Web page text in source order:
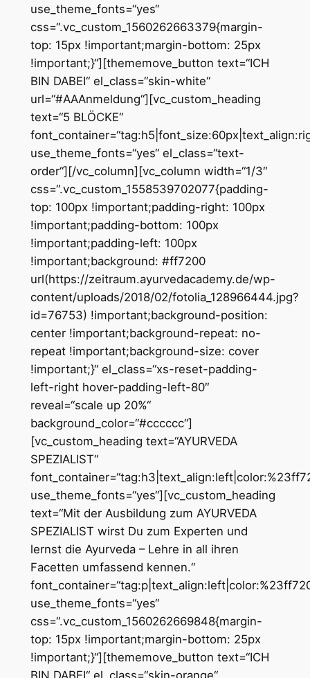
use_theme_fonts=“yes“
css=“.vc_custom_1560262663379{margin-
top: 15px !important;margin-bottom: 25px
!important;}“][thememove_button text=“ICH
BIN DABEI“ el_class=“skin-white“
url=“#AAAnmeldung“][vc_custom_heading
text=“5 BLÖCKE“
use_theme_fonts=“yes“ el_class=“text-
order“][/vc_column][vc_column width=“1/3″
css=“.vc_custom_1558539702077{padding-
top: 100px !important;padding-right: 100px
!important;padding-bottom: 100px
!important;padding-left: 100px
!important;background: #ff7200
url(https://zeitraum.ayurvedacademy.de/wp-
content/uploads/2018/02/fotolia_128966444.jpg?
id=76753) !important;background-position:
center !important;background-repeat: no-
repeat !important;background-size: cover
!important;}“ el_class=“xs-reset-padding-
left-right hover-padding-left-80″
reveal=“scale up 20%“
background_color=“#cccccc“]
[vc_custom_heading text=“AYURVEDA
SPEZIALIST“
use_theme_fonts=“yes“][vc_custom_heading
text=“Mit der Ausbildung zum AYURVEDA
SPEZIALIST wirst Du zum Experten und
lernst die Ayurveda – Lehre in all ihren
Facetten umfassend kennen.“
use_theme_fonts=“yes“
css=“.vc_custom_1560262669848{margin-
top: 15px !important;margin-bottom: 25px
!important;}“][thememove_button text=“ICH